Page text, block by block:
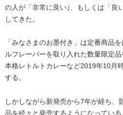
の人が「非常に良い｣、もしくは「良
してきた。
「みなさまのお墨付き」は定番商品
ルフレーバーを取り入れた数量限定
本格レトルトカレーなど2019年10月
する。
しかしながら新発売から7年が経ち、
品を続々と発売するようになってい